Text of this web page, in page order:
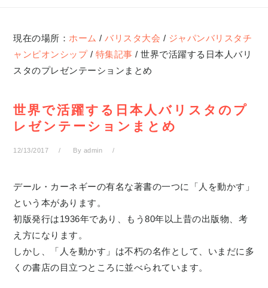
現在の場所： ホーム / バリスタ大会 / ジャパンバリスタチ
ャンピオンシップ / 特集記事 / 世界で活躍する日本人バリ
スタのプレゼンテーションまとめ
世界で活躍する日本人バリスタのプ
レゼンテーションまとめ
12/13/2017 By admin
デール・カーネギーの有名な著書の一つに「人を動かす」
という本があります。
初版発行は1936年であり、もう80年以上昔の出版物、考
え方になります。
しかし、「人を動かす」は不朽の名作として、いまだに多
くの書店の目立つところに並べられています。